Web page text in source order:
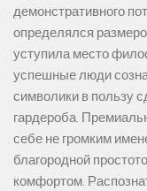
демонстративного
определялся
уступила место
успешные люди
символики в пользу
гардероба.
себе не громким
благородной
комфортом.